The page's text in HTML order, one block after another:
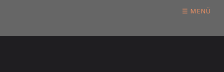
☰ MENÜ